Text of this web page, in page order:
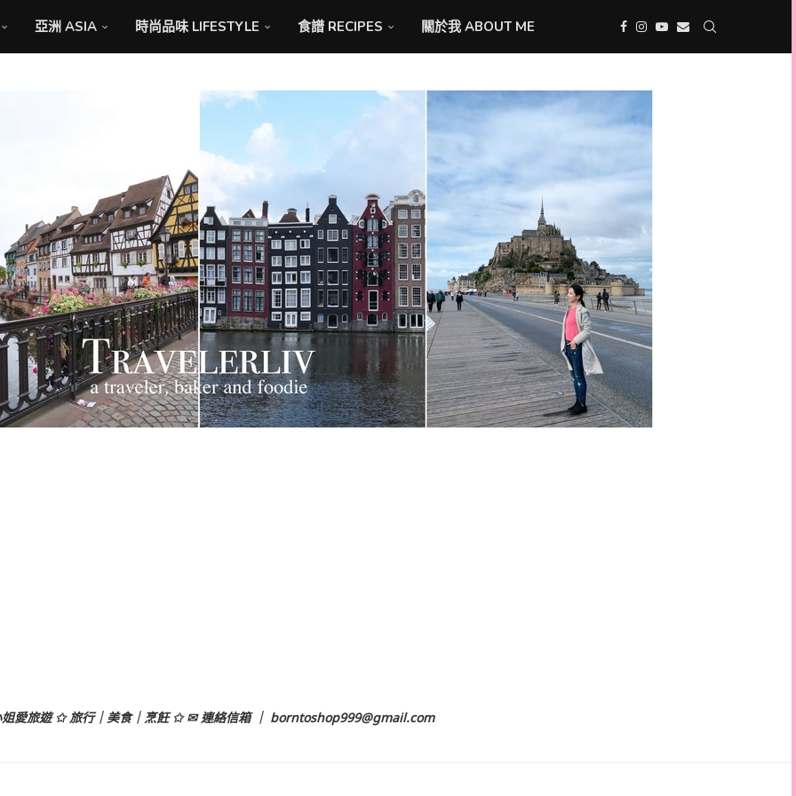
亞洲 ASIA 時尚品味 LIFESTYLE 食譜 RECIPES 關於我 ABOUT ME
愛旅遊 ✩ 旅行｜美食｜烹飪 ✩ ✉ 連絡信箱 ｜ borntoshop999@gmail.com